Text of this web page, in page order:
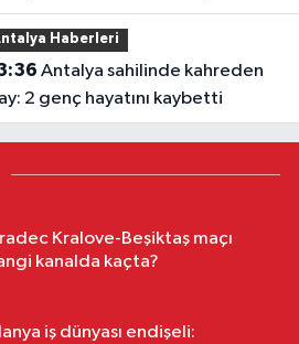
Haberleri
2 genç hayatını kaybetti
Kralove-Beşiktaş maçı
kanalda kaçta?
iş dünyası endişeli: